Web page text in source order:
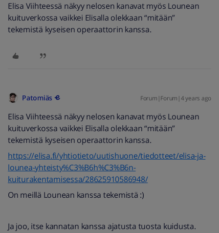
Elisa Viihteessä näkyy nelosen kanavat myös Lounean
kuituverkossa vaikkei Elisalla olekkaan “mitään”
tekemistä kyseisen operaattorin kanssa.
Patomiäs Forum|Forum|4 years ago
Elisa Viihteessä näkyy nelosen kanavat myös Lounean
kuituverkossa vaikkei Elisalla olekkaan “mitään”
tekemistä kyseisen operaattorin kanssa.
https://elisa.fi/yhtiotieto/uutishuone/tiedotteet/elisa-ja-
lounea-yhteisty%C3%B6h%C3%B6n-
kuiturakentamisessa/28625910586948/
On meillä Lounean kanssa tekemistä :)
Ja joo, itse kannatan kanssa ajatusta tuosta kuidusta.